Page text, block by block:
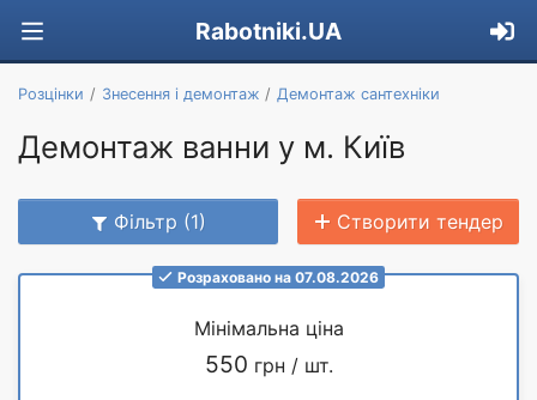
Rabotniki.UA
Розцінки Знесення і демонтаж Демонтаж сантехніки
Демонтаж ванни у м. Київ
Фільтр (1) Створити тендер
Розраховано на 07.08.2026
Мінімальна ціна
550 грн / шт.